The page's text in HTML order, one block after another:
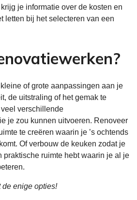
je informatie over de kosten en
letten bij het selecteren van een
of grote aanpassingen aan je
de uitstraling of het gemak te
verschillende
je zou kunnen uitvoeren. Renoveer
te creëren waarin je ’s ochtends
Of verbouw de keuken zodat je
praktische ruimte hebt waarin je al je
de enige opties!